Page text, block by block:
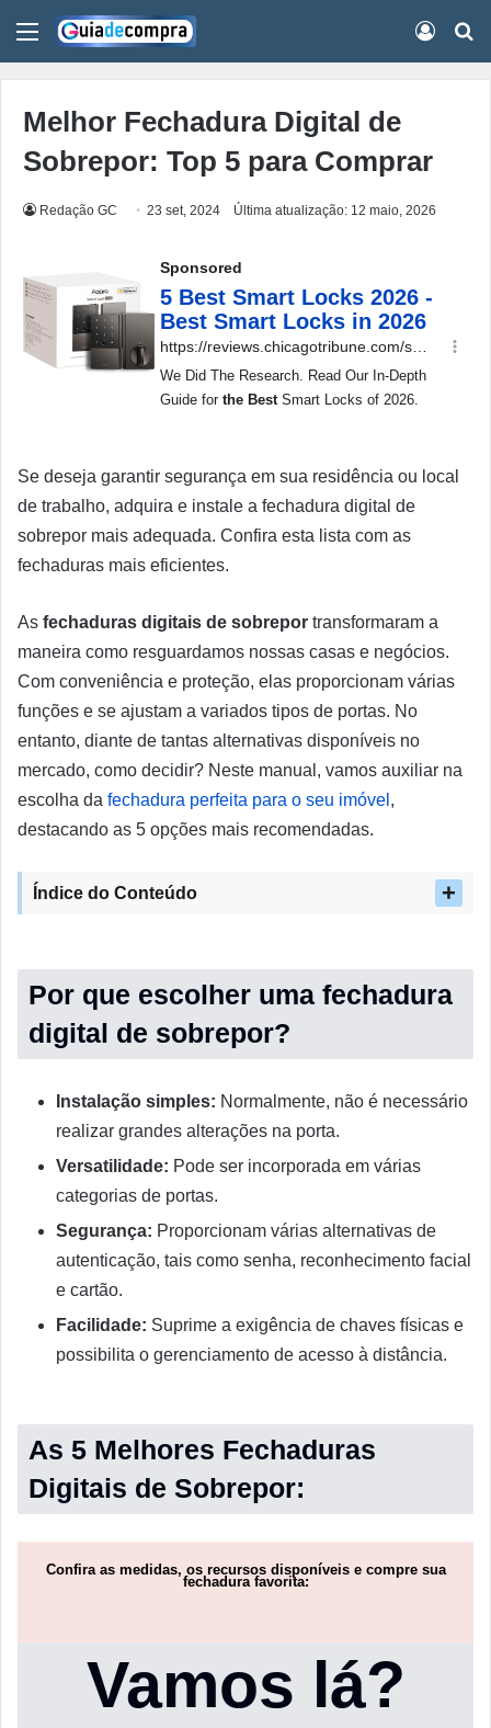
Menu
Melhor Fechadura Digital de
Sobrepor: Top 5 para Comprar
Redação GC 23 set, 2024 Última atualização: 12 maio, 2026
Se deseja garantir segurança em sua residência ou local
de trabalho, adquira e instale a fechadura digital de
sobrepor mais adequada. Confira esta lista com as
fechaduras mais eficientes.
As fechaduras digitais de sobrepor transformaram a
maneira como resguardamos nossas casas e negócios.
Com conveniência e proteção, elas proporcionam várias
funções e se ajustam a variados tipos de portas. No
entanto, diante de tantas alternativas disponíveis no
mercado, como decidir? Neste manual, vamos auxiliar na
escolha da fechadura perfeita para o seu imóvel ,
destacando as 5 opções mais recomendadas.
Índice do Conteúdo
Por que escolher uma fechadura
digital de sobrepor?
Instalação simples: Normalmente, não é necessário
realizar grandes alterações na porta.
Versatilidade: Pode ser incorporada em várias
categorias de portas.
Segurança: Proporcionam várias alternativas de
autenticação, tais como senha, reconhecimento facial
e cartão.
Facilidade: Suprime a exigência de chaves físicas e
possibilita o gerenciamento de acesso à distância.
As 5 Melhores Fechaduras
Digitais de Sobrepor:
Confira as medidas, os recursos disponíveis e compre sua
fechadura favorita:
Vamos lá?